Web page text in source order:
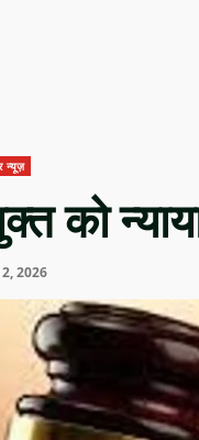
न्यूज़
को
2026